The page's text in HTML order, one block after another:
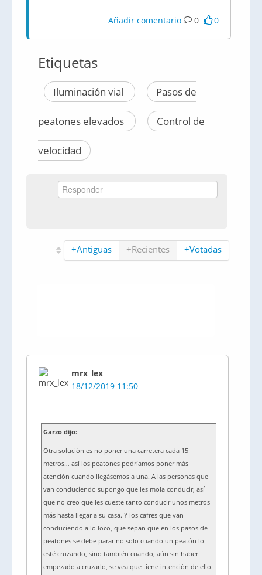
Añadir comentario 0 0
Etiquetas
Iluminación vial Pasos de
peatones elevados Control de
velocidad
+Antiguas +Recientes +Votadas
mrx_lex
18/12/2019 11:50
Garzo dijo:
Otra solución es no poner una carretera cada 15
metros… así los peatones podríamos poner más
atención cuando llegásemos a una. A las personas que
van conduciendo supongo que les mola conducir, así
que no creo que les cueste tanto conducir unos metros
más hasta llegar a su casa. Y los cafres que van
conduciendo a lo loco, que sepan que en los pasos de
peatones se debe parar no solo cuando un peatón lo
esté cruzando, sino también cuando, aún sin haber
empezado a cruzarlo, se vea que tiene intención de ello.